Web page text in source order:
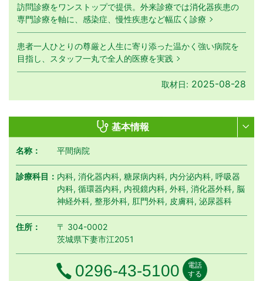
訪問診療をワンストップで提供。外来診療では消化器疾患の
専門診療を軸に、感染症、慢性疾患など幅広く診療
患者一人ひとりの尊厳と人生に寄り添った温かく強い病院を
目指し、スタッフ一丸で全人的医療を実践
取材日: 2025-08-28
基本情報
名称： 平間病院
診療科目： 内科, 消化器内科, 糖尿病内科, 内分泌内科, 呼吸器
内科, 循環器内科, 内視鏡内科, 外科, 消化器外科, 脳
神経外科, 整形外科, 肛門外科, 皮膚科, 泌尿器科
住所：
〒 304-0002
茨城県下妻市江2051
電話番号
0296-43-5100
電話
する